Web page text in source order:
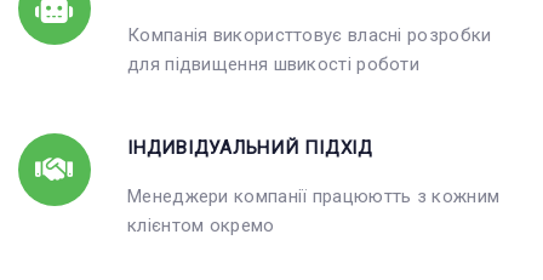
Компанія використтовує власні розробки
для підвищення швикості роботи
ІНДИВІДУАЛЬНИЙ ПІДХІД
Менеджери компанії працюютть з кожним
клієнтом окремо